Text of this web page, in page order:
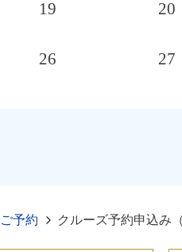
19 20
26 27
ご予約 クルーズ予約申込み